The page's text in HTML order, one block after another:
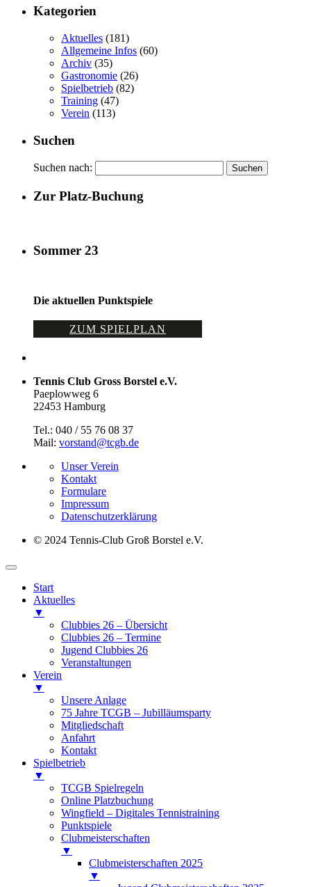
Kategorien
Aktuelles (181)
Allgemeine Infos (60)
Archiv (35)
Gastronomie (26)
Spielbetrieb (82)
Training (47)
Verein (113)
Suchen
Suchen nach:
Zur Platz-Buchung
Sommer 23
Die aktuellen Punktspiele
ZUM SPIELPLAN
Tennis Club Gross Borstel e.V.
Paeplowweg 6
22453 Hamburg
Tel.: 040 / 55 76 08 37
Mail: vorstand@tcgb.de
Unser Verein
Kontakt
Formulare
Impressum
Datenschutz­erklärung
© 2024 Tennis-Club Groß Borstel e.V.
Start
Aktuelles
▼
Clubbies 26 – Übersicht
Clubbies 26 – Termine
Jugend Clubbies 26
Veranstaltungen
Verein
▼
Unsere Anlage
75 Jahre TCGB – Jubilläumsparty
Mitgliedschaft
Anfahrt
Kontakt
Spielbetrieb
▼
TCGB Spielregeln
Online Platzbuchung
Wingfield – Digitales Tennistraining
Punktspiele
Clubmeisterschaften
▼
Clubmeisterschaften 2025
▼